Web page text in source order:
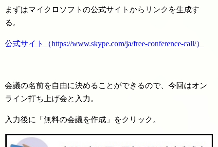
まずはマイクロソフトの公式サイトからリンクを生成す
る。
公式サイト（https://www.skype.com/ja/free-conference-call/）
会議の名前を自由に決めることができるので、今回はオン
ライン打ち上げ会と入力。
入力後に「無料の会議を作成」をクリック。